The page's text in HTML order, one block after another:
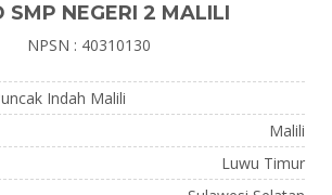
SMP NEGERI 2 MALILI
NPSN : 40310130
Indah Malili
Malili
Luwu Timur